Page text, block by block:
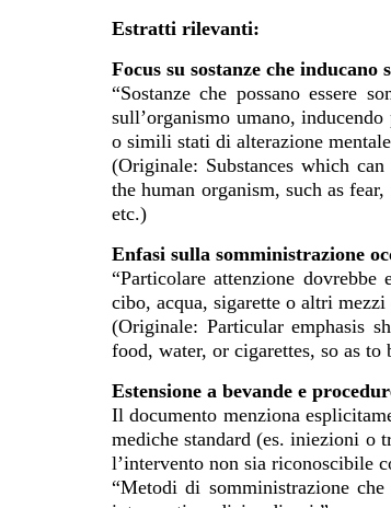
Estratti rilevanti:
Focus su sostanze che
“Sostanze che possano essere
sull’organismo umano,
o simili stati di alterazione
(Originale: Substances which
the human organism, such as
etc.)
Enfasi sulla somministrazione
“Particolare attenzione dovrebbe
cibo, acqua, sigarette o altri
(Originale: Particular emphasis
food, water, or cigarettes, so as
Estensione a bevande e
Il documento menziona
mediche standard (es. iniezioni o
l’intervento non sia riconoscibile
“Metodi di somministrazione